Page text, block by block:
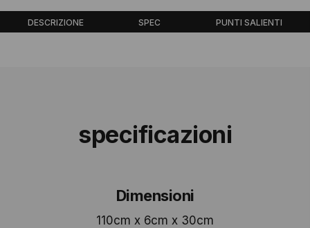
DESCRIZIONE SPEC PUNTI SALIENTI
specificazioni
Dimensioni
110cm x 6cm x 30cm